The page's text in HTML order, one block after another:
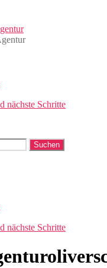
nächste Schritte
nächste Schritte